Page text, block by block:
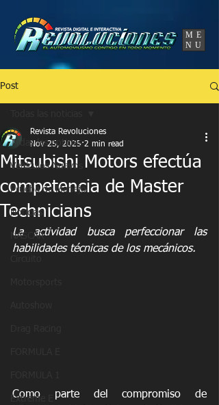
ME
NU
Post
Todas las noticias
Vehículos Nuevos
Prueba de Manejo
Noticias
NASCAR
Extreme E
Mitsubishi Motors efectúa
competencia de Master
Technicians
Revista Revoluciones
Nov 25, 2025 2 min read
La actividad busca perfeccionar las
habilidades técnicas de los mecánicos.